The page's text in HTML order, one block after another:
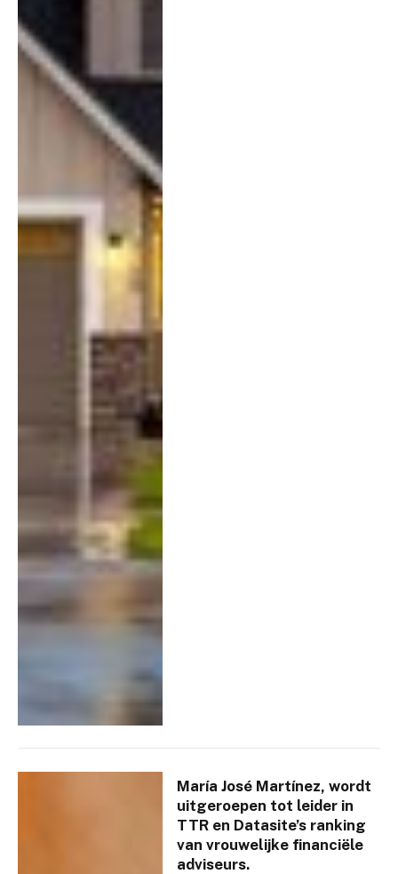
María José Martínez, wordt
uitgeroepen tot leider in
TTR en Datasite’s ranking
van vrouwelijke financiële
adviseurs.